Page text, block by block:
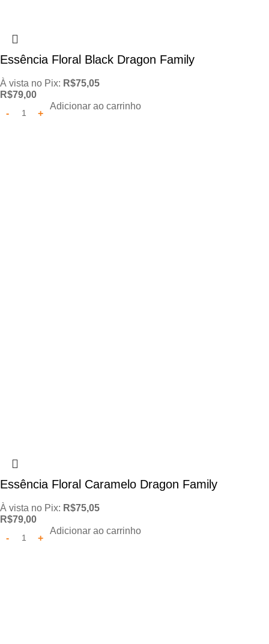
Essência Floral Black Dragon Family
À vista no Pix: R$75,05
R$79,00
Adicionar ao carrinho
Essência Floral Caramelo Dragon Family
À vista no Pix: R$75,05
R$79,00
Adicionar ao carrinho